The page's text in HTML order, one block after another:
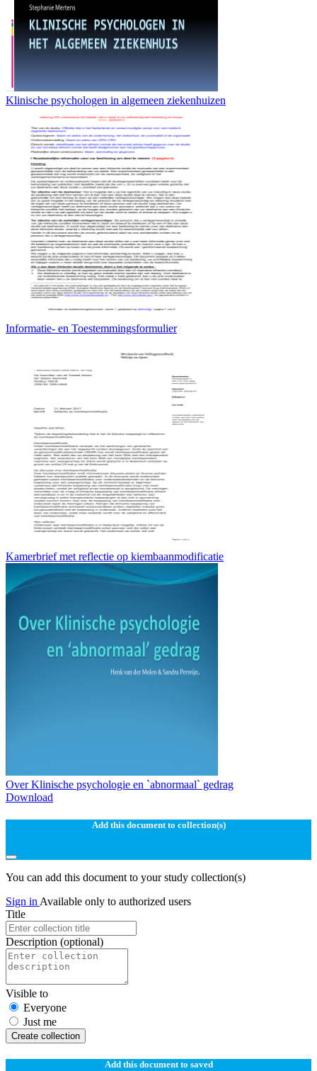
Klinische psychologen in algemeen ziekenhuizen
Informatie- en Toestemmingsformulier
Kamerbrief met reflectie op kiembaanmodificatie
Over Klinische psychologie en `abnormaal` gedrag
Download
Add this document to collection(s)
You can add this document to your study collection(s)
Sign in Available only to authorized users
Title
Description (optional)
Visible to
Everyone
Just me
Create collection
Add this document to saved